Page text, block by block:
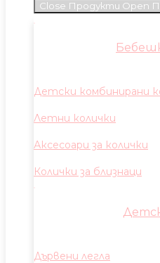
Close Продукти Open
Детски комбинирани
Летни колички
Аксесоари за колички
Колички за близнаци
Дървени легла